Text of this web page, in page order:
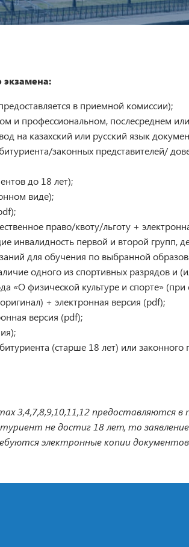
экзамена:
в приемной комиссии);
и профессиональном, послесреднем
на казахский или русский язык
законных представителей/
до 18 лет);
виде);
право/квоту/льготу +
инвалидность первой и второй групп,
для обучения по выбранной
одного из спортивных разрядов и
«О физической культуре и спорте» (при
+ электронная версия (pdf);
версия (pdf);
(старше 18 лет) или законного
3,4,7,8,9,10,11,12 предоставляются в
не достиг 18 лет, то
электронные копии